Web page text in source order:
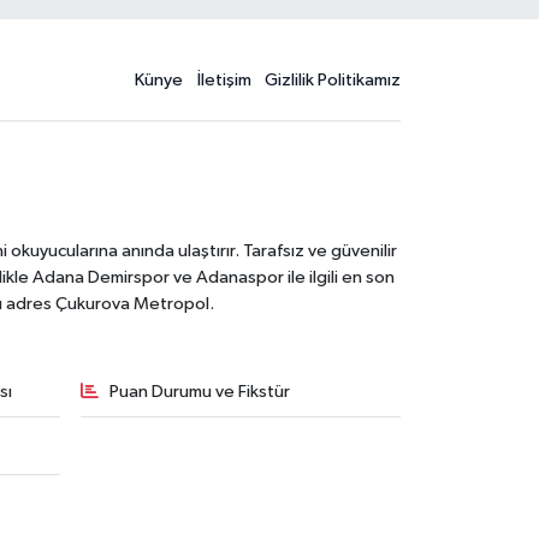
Künye İletişim Gizlilik Politikamız
anında ulaştırır. Tarafsız ve güvenilir
Adana Demirspor ve Adanaspor ile ilgili en son
adres Çukurova Metropol.
Puan Durumu ve Fikstür